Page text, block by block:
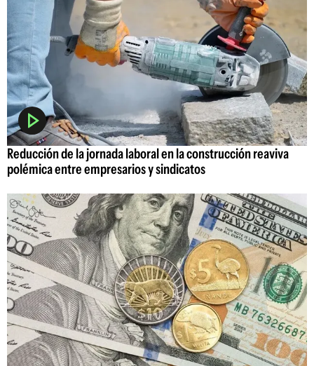
Reducción de la jornada laboral en la construcción reaviva
polémica entre empresarios y sindicatos